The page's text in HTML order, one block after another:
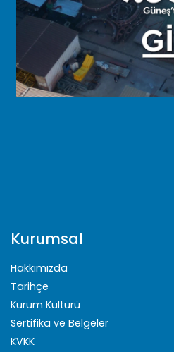
Kurumsal
Hakkımızda
Tarihçe
Kurum Kültürü
Sertifika ve Belgeler
KVKK